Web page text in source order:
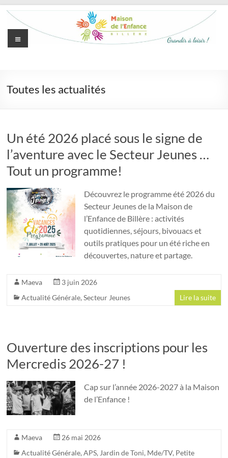
Aller
contenu
l'Enfance
Billère
Grandir
à
loisir
Menu
Toutes les actualités
Un été 2026 placé sous le signe de
l’aventure avec le Secteur Jeunes …
Tout un programme!
Découvrez le programme été 2026 du
Secteur Jeunes de la Maison de
l’Enfance de Billère : activités
quotidiennes, séjours, bivouacs et
outils pratiques pour un été riche en
découvertes, nature et partage.
Maeva
3 juin 2026
Actualité Générale,Secteur Jeunes Lire la suite
Ouverture des inscriptions pour les
Mercredis 2026-27 !
Cap sur l’année 2026-2027 à la Maison
de l’Enfance !
Maeva
26 mai 2026
Actualité Générale,APS, Jardin de Toni, Mde/TV, Petite